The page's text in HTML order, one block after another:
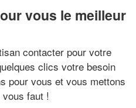
vous le meilleur
contacter pour votre
clics votre besoin
pour vous et vous mettons
faut !